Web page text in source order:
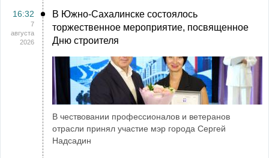
16:32
7
августа
2026
В Южно-Сахалинске состоялось
торжественное мероприятие, посвященное
Дню строителя
В чествовании профессионалов и ветеранов
отрасли принял участие мэр города Сергей
Надсадин